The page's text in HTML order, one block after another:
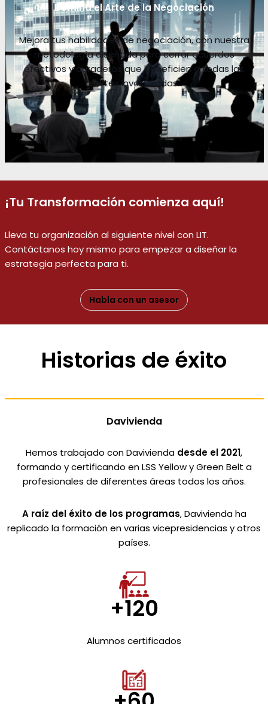
Domina el Arte de la Negociación
Mejora tus habilidades de negociación, con nuestra
metodología diseñada para cerrar acuerdos
efectivos y duraderos que beneficien a todas las
partes involucradas.
¡Tu Transformación comienza aquí!
Lleva tu organización al siguiente nivel con LIT.
Contáctanos hoy mismo para empezar a diseñar la
estrategia perfecta para ti.
Habla con un asesor
Historias de éxito
Davivienda
Hemos trabajado con Davivienda desde el 2021,
formando y certificando en LSS Yellow y Green Belt a
profesionales de diferentes áreas todos los años.
A raíz del éxito de los programas, Davivienda ha
replicado la formación en varias vicepresidencias y otros
países.
+120
Alumnos certificados